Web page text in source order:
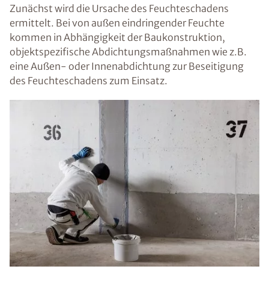
Zunächst wird die Ursache des Feuchteschadens
ermittelt. Bei von außen eindringender Feuchte
kommen in Abhängigkeit der Baukonstruktion,
objektspezifische Abdichtungsmaßnahmen wie z.B.
eine Außen- oder Innenabdichtung zur Beseitigung
des Feuchteschadens zum Einsatz.